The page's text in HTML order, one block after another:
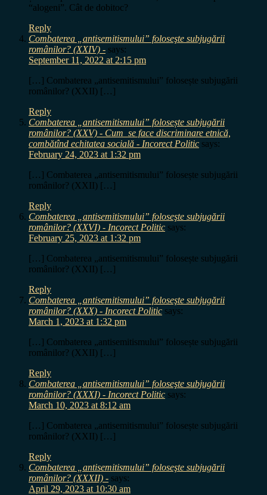
“alogeni”. Cât de dobitoc?
Reply
Combaterea „antisemitismului” foloseşte subjugării
românilor? (XXIV) - says:
September 11, 2022 at 2:15 pm
[…] Combaterea „antisemitismului” folosește subjugării
românilor? (XXII) […]
Reply
Combaterea „antisemitismului” folosește subjugării
românilor? (XXV) - Cum se face discriminare etnică,
combătînd echitatea socială - Incorect Politic says:
February 24, 2023 at 1:32 pm
[…] Combaterea „antisemitismului” folosește subjugării
românilor? (XXII) […]
Reply
Combaterea „antisemitismului” foloseşte subjugării
românilor? (XXVI) - Incorect Politic says:
February 25, 2023 at 1:32 pm
[…] Combaterea „antisemitismului” folosește subjugării
românilor? (XXII) […]
Reply
Combaterea „antisemitismului” foloseşte subjugării
românilor? (XXX) - Incorect Politic says:
March 1, 2023 at 1:32 pm
[…] Combaterea „antisemitismului” folosește subjugării
românilor? (XXII) […]
Reply
Combaterea „antisemitismului” foloseşte subjugării
românilor? (XXXI) - Incorect Politic says:
March 10, 2023 at 8:12 am
[…] Combaterea „antisemitismului” folosește subjugării
românilor? (XXII) […]
Reply
Combaterea „antisemitismului” foloseşte subjugării
românilor? (XXXII) - says:
April 29, 2023 at 10:30 am